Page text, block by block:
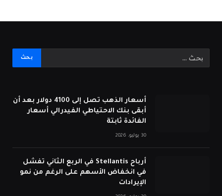
أسعار الذهب تصل إلى 4100 دولار بعد أن
أبقى بنك الاحتياطي الفيدرالي أسعار
الفائدة ثابتة
30 يوليو، 2026
أرباح Stellantis في الربع الثاني تفشل
في انخفاض الأسهم على الرغم من نمو
الإيرادات